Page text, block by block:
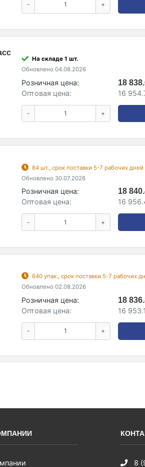
- +
На складе 1 шт.
Обновлено 04.08.2026
Розничная цена:
18
Оптовая цена:
16
- +
84 шт., срок поставки 5-7 рабочих дней
Обновлено 30.07.2026
Розничная цена:
18
Оптовая цена:
16
- +
640 упак., срок поставки 5-7 рабочих
Обновлено 02.08.2026
Розничная цена:
18
Оптовая цена:
16
- +
8